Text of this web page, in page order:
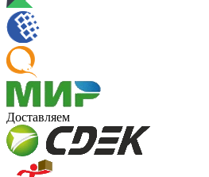
Доставляем